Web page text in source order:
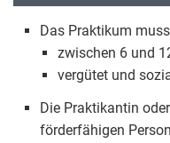
Das Praktikum
zwischen 6 und
vergütet und
Die Praktikantin
förderfähigen